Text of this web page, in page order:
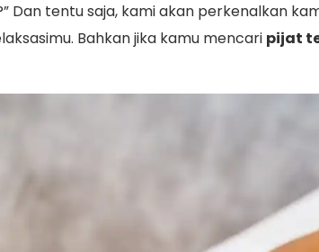
Dan tentu saja, kami akan perkenalkan
Bahkan jika kamu mencari pijat